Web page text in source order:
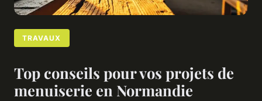
TRAVAUX
Top conseils pour vos projets de
menuiserie en Normandie